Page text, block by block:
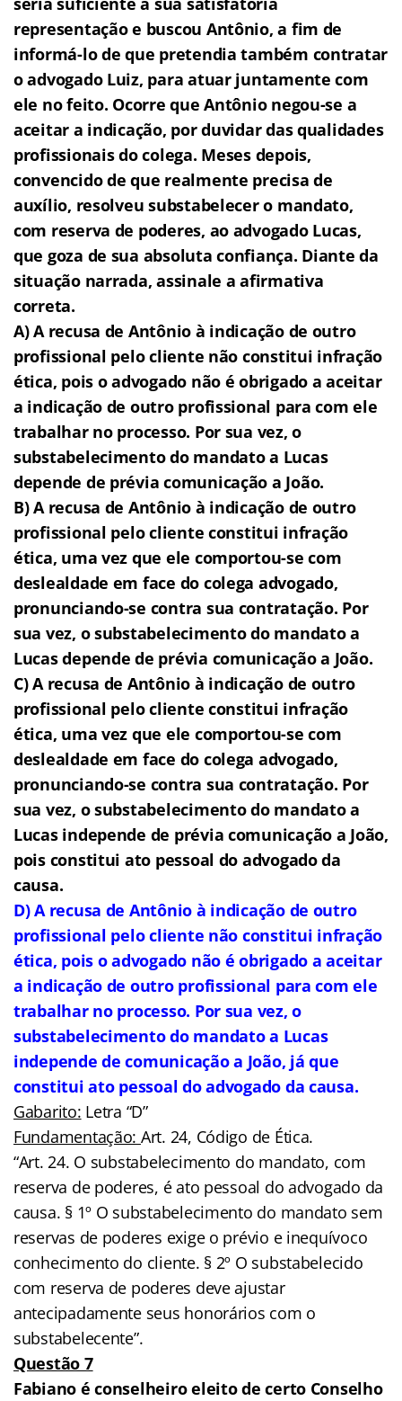
representação e buscou Antônio, a fim de
informá-lo de que pretendia também contratar
o advogado Luiz, para atuar juntamente com
ele no feito. Ocorre que Antônio negou-se a
aceitar a indicação, por duvidar das qualidades
profissionais do colega. Meses depois,
convencido de que realmente precisa de
auxílio, resolveu substabelecer o mandato,
com reserva de poderes, ao advogado Lucas,
que goza de sua absoluta confiança. Diante da
situação narrada, assinale a afirmativa
correta.
A) A recusa de Antônio à indicação de outro
profissional pelo cliente não constitui infração
ética, pois o advogado não é obrigado a aceitar
a indicação de outro profissional para com ele
trabalhar no processo. Por sua vez, o
substabelecimento do mandato a Lucas
depende de prévia comunicação a João.
B) A recusa de Antônio à indicação de outro
profissional pelo cliente constitui infração
ética, uma vez que ele comportou-se com
deslealdade em face do colega advogado,
pronunciando-se contra sua contratação. Por
sua vez, o substabelecimento do mandato a
Lucas depende de prévia comunicação a João.
C) A recusa de Antônio à indicação de outro
profissional pelo cliente constitui infração
ética, uma vez que ele comportou-se com
deslealdade em face do colega advogado,
pronunciando-se contra sua contratação. Por
sua vez, o substabelecimento do mandato a
Lucas independe de prévia comunicação a João,
pois constitui ato pessoal do advogado da
causa.
D) A recusa de Antônio à indicação de outro
profissional pelo cliente não constitui infração
ética, pois o advogado não é obrigado a aceitar
a indicação de outro profissional para com ele
trabalhar no processo. Por sua vez, o
substabelecimento do mandato a Lucas
independe de comunicação a João, já que
constitui ato pessoal do advogado da causa.
Gabarito: Letra “D”
Fundamentação: Art. 24, Código de Ética.
“Art. 24. O substabelecimento do mandato, com
reserva de poderes, é ato pessoal do advogado da
causa. § 1º O substabelecimento do mandato sem
reservas de poderes exige o prévio e inequívoco
conhecimento do cliente. § 2º O substabelecido
com reserva de poderes deve ajustar
antecipadamente seus honorários com o
substabelecente”.
Questão 7
Fabiano é conselheiro eleito de certo Conselho